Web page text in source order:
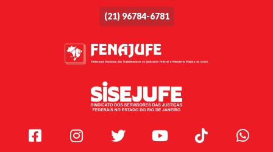
(21) 96784-6781
Facebook Instagram Twitter Youtube TikTok